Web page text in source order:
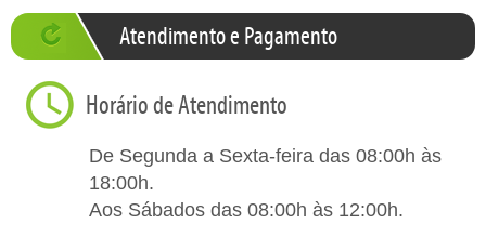
Atendimento e Pagamento
Horário de Atendimento
De Segunda a Sexta-feira das 08:00h às
18:00h.
Aos Sábados das 08:00h às 12:00h.